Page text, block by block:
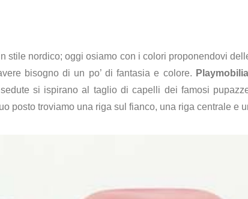
stile nordico; oggi osiamo con i colori proponendovi
bisogno di un po’ di fantasia e colore. Playmobilia
si ispirano al taglio di capelli dei famosi
posto troviamo una riga sul fianco, una riga centrale e